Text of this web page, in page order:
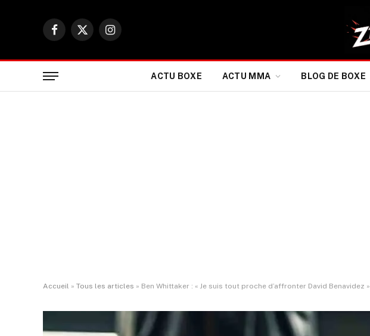
Facebook
X
Instagram
ACTU BOXE ACTU MMA BLOG DE BOXE
Accueil » Tous les articles » Ben Whittaker : « Je suis tout proche d’affronter David Benavidez »